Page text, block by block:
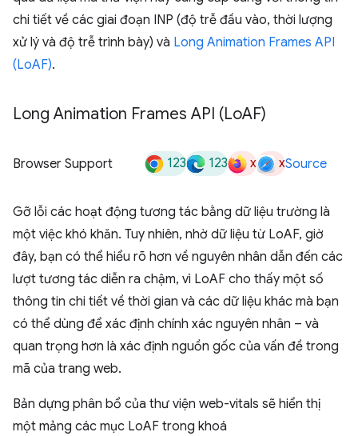
chi tiết về các giai đoạn INP (độ trễ đầu vào, thời lượng
xử lý và độ trễ trình bày) và Long Animation Frames API
(LoAF).
Long Animation Frames API (LoAF)
Browser Support 123 123 x xSource
Gỡ lỗi các hoạt động tương tác bằng dữ liệu trường là
một việc khó khăn. Tuy nhiên, nhờ dữ liệu từ LoAF, giờ
đây, bạn có thể hiểu rõ hơn về nguyên nhân dẫn đến các
lượt tương tác diễn ra chậm, vì LoAF cho thấy một số
thông tin chi tiết về thời gian và các dữ liệu khác mà bạn
có thể dùng để xác định chính xác nguyên nhân – và
quan trọng hơn là xác định nguồn gốc của vấn đề trong
mã của trang web.
Bản dựng phân bổ của thư viện web-vitals sẽ hiển thị
một mảng các mục LoAF trong khoá